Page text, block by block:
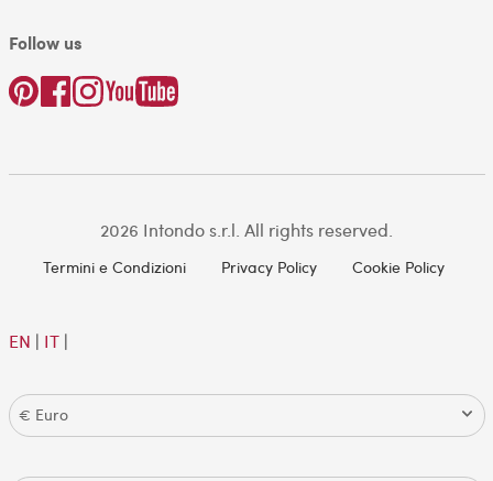
Follow us
2026 Intondo s.r.l. All rights reserved.
Termini e Condizioni Privacy Policy Cookie Policy
EN | IT|